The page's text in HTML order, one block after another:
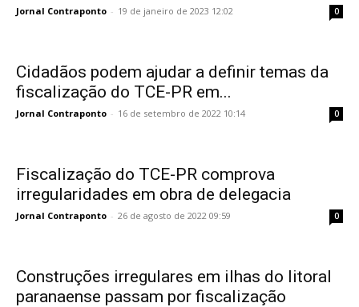
Jornal Contraponto - 19 de janeiro de 2023 12:02 0
Cidadãos podem ajudar a definir temas da
fiscalização do TCE-PR em...
Jornal Contraponto - 16 de setembro de 2022 10:14 0
Fiscalização do TCE-PR comprova
irregularidades em obra de delegacia
Jornal Contraponto - 26 de agosto de 2022 09:59 0
Construções irregulares em ilhas do litoral
paranaense passam por fiscalização